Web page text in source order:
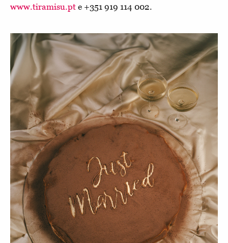
www.tiramisu.pt e +351 919 114 002.